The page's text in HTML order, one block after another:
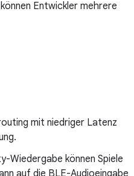
Entwickler mehrere
mit niedriger Latenz
Wiedergabe können Spiele
auf die BLE-Audioeingabe